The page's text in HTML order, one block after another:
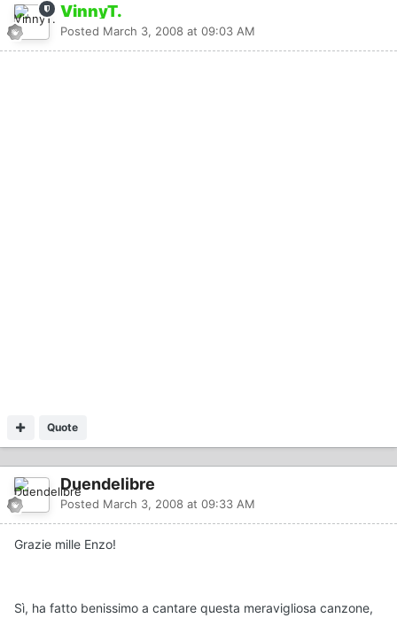
VinnyT.
Posted March 3, 2008 at 09:03 AM
Quote
Duendelibre
Posted March 3, 2008 at 09:33 AM
Grazie mille Enzo!
Sì, ha fatto benissimo a cantare questa meravigliosa canzone,